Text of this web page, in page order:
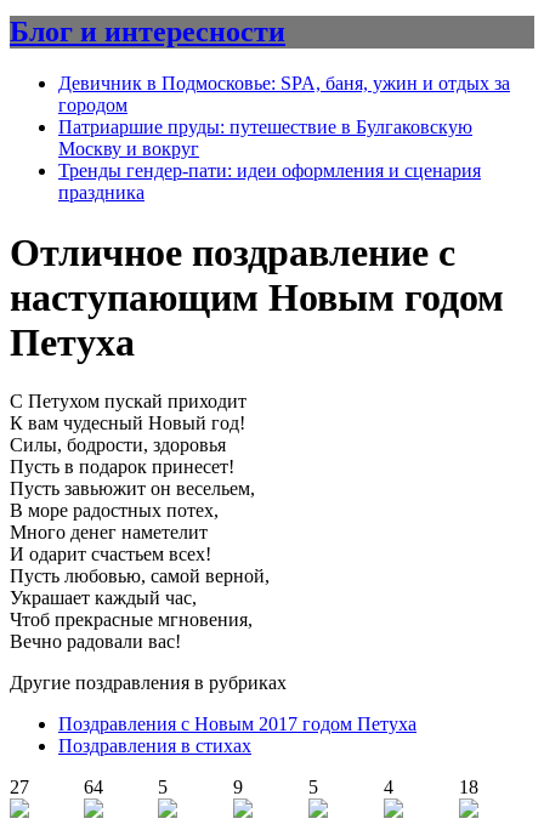
Блог и интересности
Девичник в Подмосковье: SPA, баня, ужин и отдых за
городом
Патриаршие пруды: путешествие в Булгаковскую
Москву и вокруг
Тренды гендер-пати: идеи оформления и сценария
праздника
Отличное поздравление с
наступающим Новым годом
Петуха
С Петухом пускай приходит
К вам чудесный Новый год!
Силы, бодрости, здоровья
Пусть в подарок принесет!
Пусть завьюжит он весельем,
В море радостных потех,
Много денег наметелит
И одарит счастьем всех!
Пусть любовью, самой верной,
Украшает каждый час,
Чтоб прекрасные мгновения,
Вечно радовали вас!
Другие поздравления в рубриках
Поздравления с Новым 2017 годом Петуха
Поздравления в стихах
27
64 5 9 5 4 18